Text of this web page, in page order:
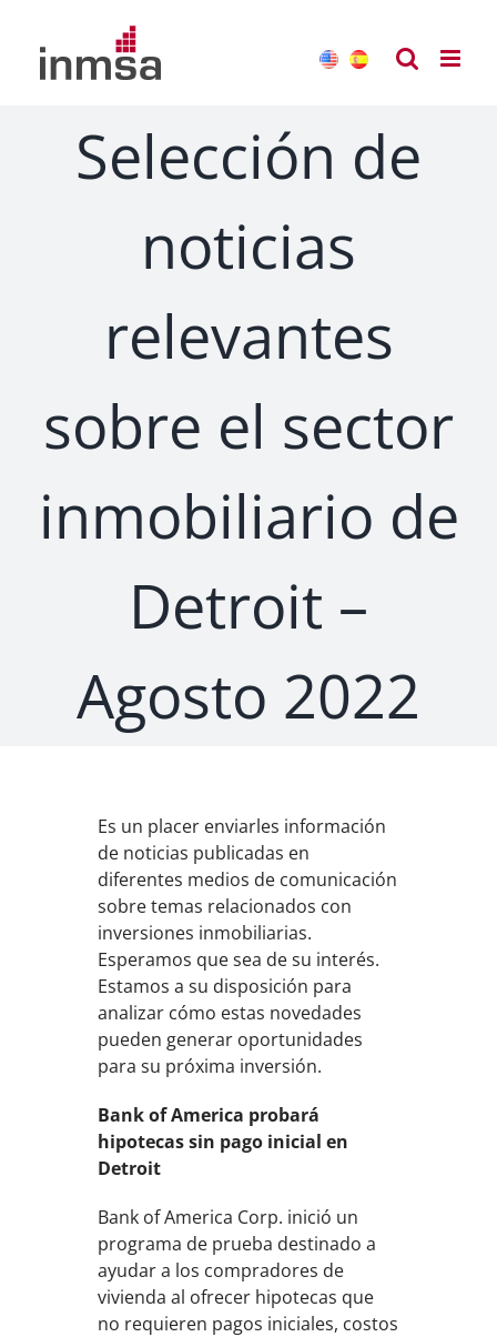
contenido
Selección de
noticias
relevantes
sobre el sector
inmobiliario de
Detroit –
Agosto 2022
Es un placer enviarles información
de noticias publicadas en
diferentes medios de comunicación
sobre temas relacionados con
inversiones inmobiliarias.
Esperamos que sea de su interés.
Estamos a su disposición para
analizar cómo estas novedades
pueden generar oportunidades
para su próxima inversión.
Bank of America probará
hipotecas sin pago inicial en
Detroit
Bank of America Corp. inició un
programa de prueba destinado a
ayudar a los compradores de
vivienda al ofrecer hipotecas que
no requieren pagos iniciales, costos